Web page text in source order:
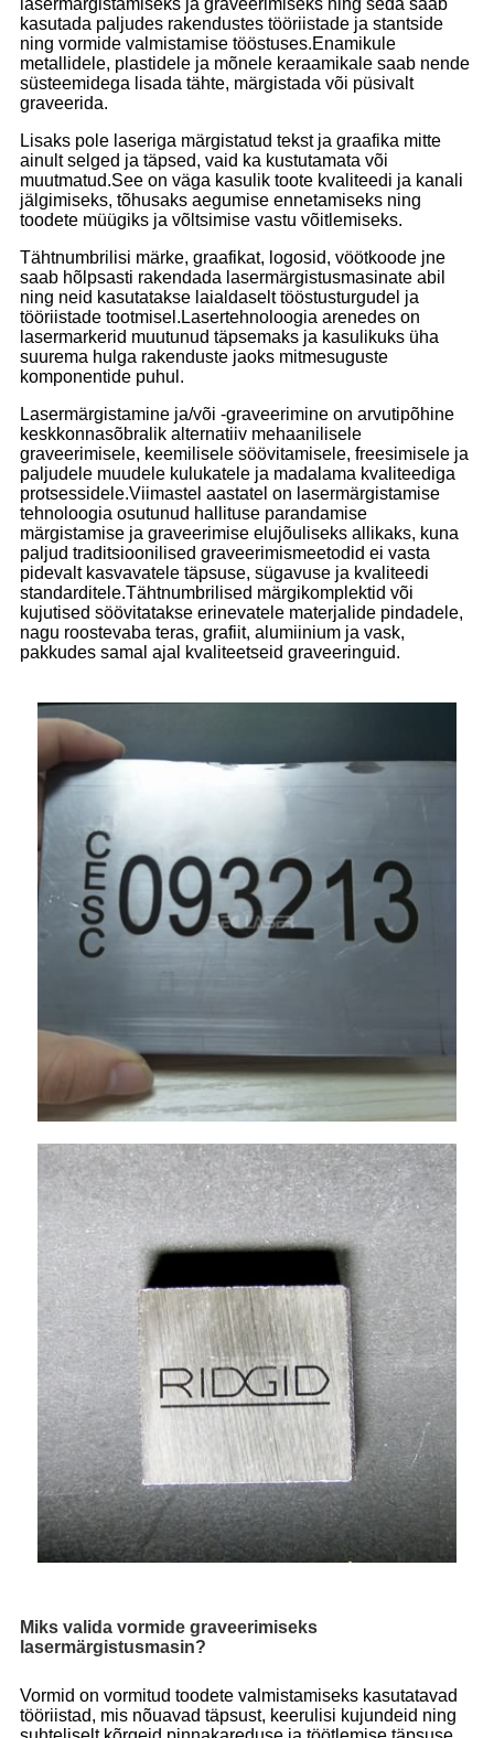
lasermärgistamiseks ja graveerimiseks ning seda saab
kasutada paljudes rakendustes tööriistade ja stantside
ning vormide valmistamise tööstuses.Enamikule
metallidele, plastidele ja mõnele keraamikale saab nende
süsteemidega lisada tähte, märgistada või püsivalt
graveerida.
Lisaks pole laseriga märgistatud tekst ja graafika mitte
ainult selged ja täpsed, vaid ka kustutamata või
muutmatud.See on väga kasulik toote kvaliteedi ja kanali
jälgimiseks, tõhusaks aegumise ennetamiseks ning
toodete müügiks ja võltsimise vastu võitlemiseks.
Tähtnumbrilisi märke, graafikat, logosid, vöötkoode jne
saab hõlpsasti rakendada lasermärgistusmasinate abil
ning neid kasutatakse laialdaselt tööstusturgudel ja
tööriistade tootmisel.Lasertehnoloogia arenedes on
lasermarkerid muutunud täpsemaks ja kasulikuks üha
suurema hulga rakenduste jaoks mitmesuguste
komponentide puhul.
Lasermärgistamine ja/või -graveerimine on arvutipõhine
keskkonnasõbralik alternatiiv mehaanilisele
graveerimisele, keemilisele söövitamisele, freesimisele ja
paljudele muudele kulukatele ja madalama kvaliteediga
protsessidele.Viimastel aastatel on lasermärgistamise
tehnoloogia osutunud hallituse parandamise
märgistamise ja graveerimise elujõuliseks allikaks, kuna
paljud traditsioonilised graveerimismeetodid ei vasta
pidevalt kasvavatele täpsuse, sügavuse ja kvaliteedi
standarditele.Tähtnumbrilised märgikomplektid või
kujutised söövitatakse erinevatele materjalide pindadele,
nagu roostevaba teras, grafiit, alumiinium ja vask,
pakkudes samal ajal kvaliteetseid graveeringuid.
Miks valida vormide graveerimiseks
lasermärgistusmasin?
Vormid on vormitud toodete valmistamiseks kasutatavad
tööriistad, mis nõuavad täpsust, keerulisi kujundeid ning